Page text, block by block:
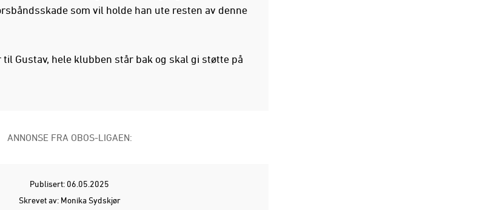
som vil holde han ute resten av denne
Gustav, hele klubben står bak og skal gi støtte på
ANNONSE FRA OBOS-LIGAEN:
Publisert: 06.05.2025
Skrevet av: Monika Sydskjør